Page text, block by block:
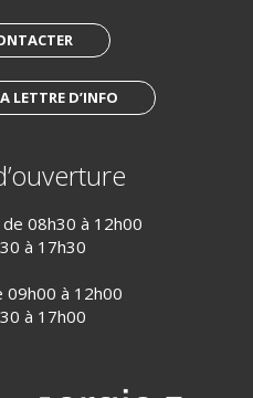
LETTRE D’INFO
de 08h30 à 12h00
à 17h30
09h00 à 12h00
à 17h00